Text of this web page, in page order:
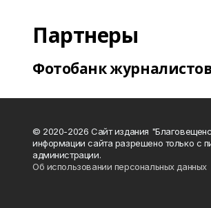
Партнеры
Фотобанк
© 2020-2026 Сайт издания
информации сайта разрешено только с
администрации.
Об использовании персональных данных